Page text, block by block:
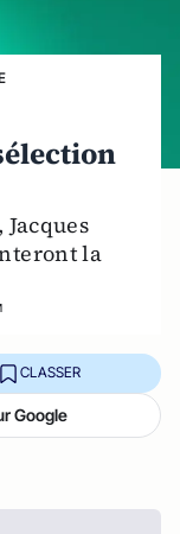
la
CLASSER
Google